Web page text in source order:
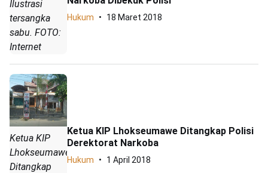
Ilustrasi
tersangka
sabu. FOTO:
Internet
Hukum 18 Maret 2018
Ketua KIP
Lhokseumawe
Ditangkap
Ketua KIP Lhokseumawe Ditangkap Polisi
Derektorat Narkoba
Hukum 1 April 2018